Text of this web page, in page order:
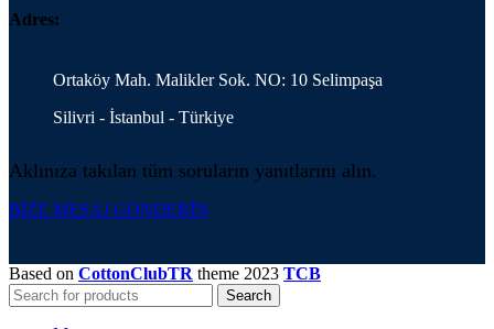
Adres:
Ortaköy Mah. Malikler Sok. NO: 10 Selimpaşa
Silivri - İstanbul - Türkiye
Aklınıza takılan tüm soruların yanıtlarını alın.
BİZE MESAJ GÖNDERİN
Based on CottonClubTR theme 2023 TCB
Search